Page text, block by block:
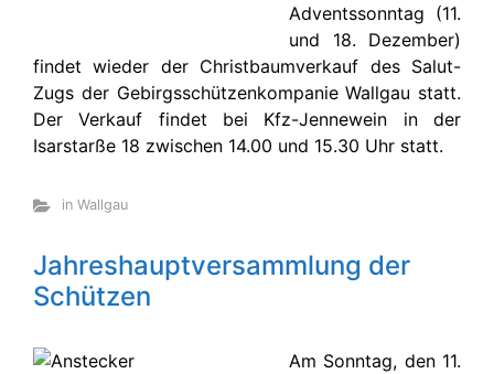
Adventssonntag (11.
und 18. Dezember)
findet wieder der Christbaumverkauf des Salut-
Zugs der Gebirgsschützenkompanie Wallgau statt.
Der Verkauf findet bei Kfz-Jennewein in der
Isarstarße 18 zwischen 14.00 und 15.30 Uhr statt.
in Wallgau
Jahreshauptversammlung der
Schützen
Am Sonntag, den 11.